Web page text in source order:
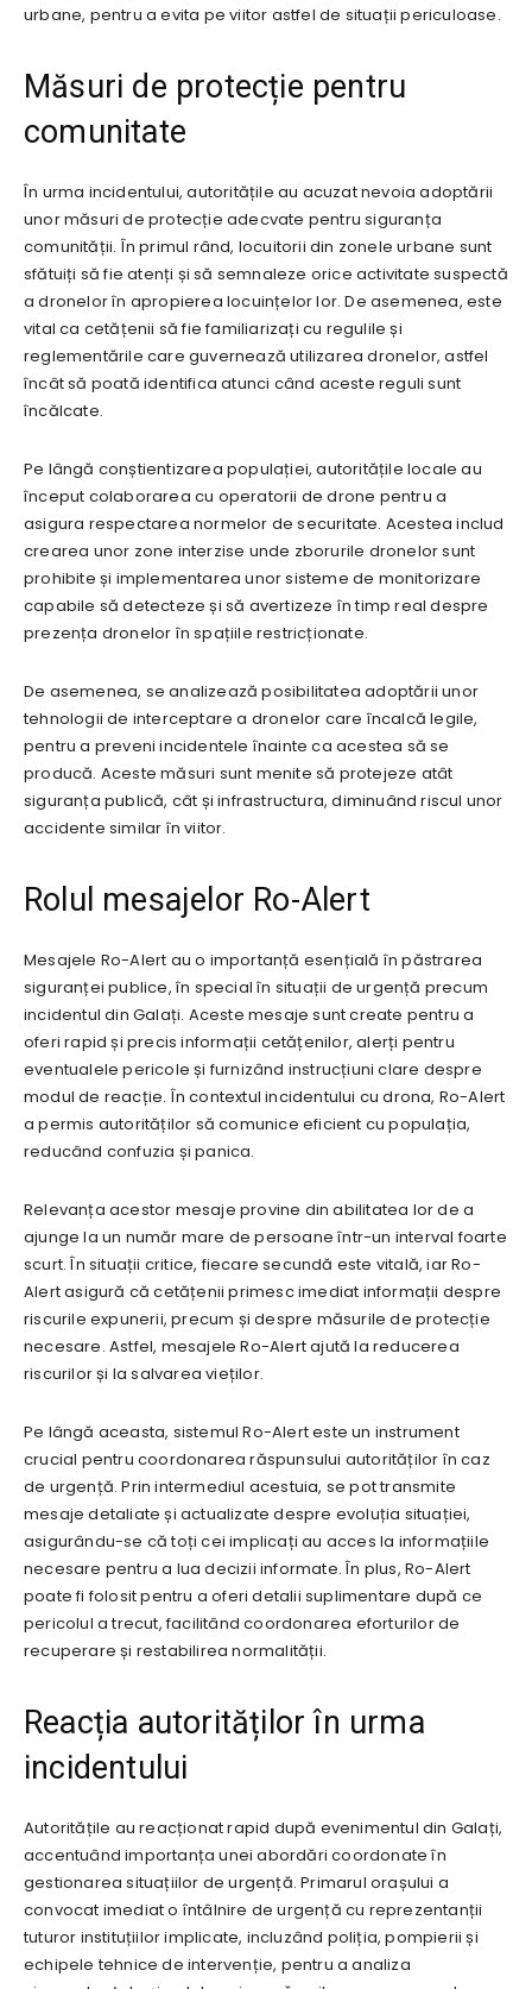
urbane, pentru a evita pe viitor astfel de situații periculoase.
Măsuri de protecție pentru
comunitate
În urma incidentului, autoritățile au acuzat nevoia adoptării
unor măsuri de protecție adecvate pentru siguranța
comunității. În primul rând, locuitorii din zonele urbane sunt
sfătuiți să fie atenți și să semnaleze orice activitate suspectă
a dronelor în apropierea locuințelor lor. De asemenea, este
vital ca cetățenii să fie familiarizați cu regulile și
reglementările care guvernează utilizarea dronelor, astfel
încât să poată identifica atunci când aceste reguli sunt
încălcate.
Pe lângă conștientizarea populației, autoritățile locale au
început colaborarea cu operatorii de drone pentru a
asigura respectarea normelor de securitate. Acestea includ
crearea unor zone interzise unde zborurile dronelor sunt
prohibite și implementarea unor sisteme de monitorizare
capabile să detecteze și să avertizeze în timp real despre
prezența dronelor în spațiile restricționate.
De asemenea, se analizează posibilitatea adoptării unor
tehnologii de interceptare a dronelor care încalcă legile,
pentru a preveni incidentele înainte ca acestea să se
producă. Aceste măsuri sunt menite să protejeze atât
siguranța publică, cât și infrastructura, diminuând riscul unor
accidente similar în viitor.
Rolul mesajelor Ro-Alert
Mesajele Ro-Alert au o importanță esențială în păstrarea
siguranței publice, în special în situații de urgență precum
incidentul din Galați. Aceste mesaje sunt create pentru a
oferi rapid și precis informații cetățenilor, alerți pentru
eventualele pericole și furnizând instrucțiuni clare despre
modul de reacție. În contextul incidentului cu drona, Ro-Alert
a permis autorităților să comunice eficient cu populația,
reducând confuzia și panica.
Relevanța acestor mesaje provine din abilitatea lor de a
ajunge la un număr mare de persoane într-un interval foarte
scurt. În situații critice, fiecare secundă este vitală, iar Ro-
Alert asigură că cetățenii primesc imediat informații despre
riscurile expunerii, precum și despre măsurile de protecție
necesare. Astfel, mesajele Ro-Alert ajută la reducerea
riscurilor și la salvarea vieților.
Pe lângă aceasta, sistemul Ro-Alert este un instrument
crucial pentru coordonarea răspunsului autorităților în caz
de urgență. Prin intermediul acestuia, se pot transmite
mesaje detaliate și actualizate despre evoluția situației,
asigurându-se că toți cei implicați au acces la informațiile
necesare pentru a lua decizii informate. În plus, Ro-Alert
poate fi folosit pentru a oferi detalii suplimentare după ce
pericolul a trecut, facilitând coordonarea eforturilor de
recuperare și restabilirea normalității.
Reacția autorităților în urma
incidentului
Autoritățile au reacționat rapid după evenimentul din Galați,
accentuând importanța unei abordări coordonate în
gestionarea situațiilor de urgență. Primarul orașului a
convocat imediat o întâlnire de urgență cu reprezentanții
tuturor instituțiilor implicate, incluzând poliția, pompierii și
echipele tehnice de intervenție, pentru a analiza